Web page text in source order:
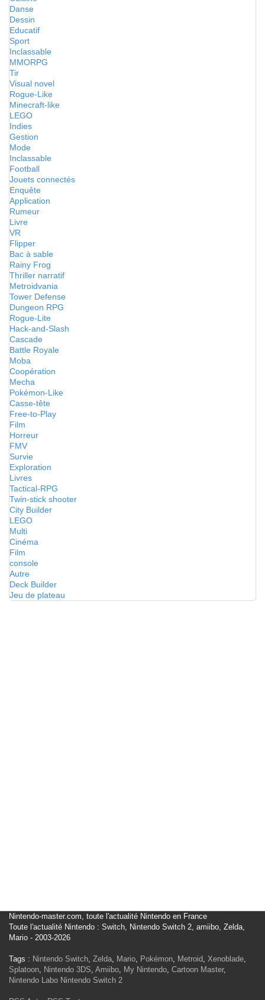
Danse
Dessin
Educatif
Sport
Inclassable
MMORPG
Tir
Visual novel
Rogue-Like
Minecraft-like
LEGO
Indies
Gestion
Mode
Inclassable
Football
Jouets connectés
Enquête
Application
Rumeur
Livre
VR
Flipper
Bac à sable
Rainy Frog
Thriller narratif
Metroidvania
Tower Defense
Dungeon RPG
Rogue-Lite
Hack-and-Slash
Cascade
Battle Royale
Moba
Coopération
Mecha
Pokémon-Like
Casse-tête
Free-to-Play
Film
Horreur
FMV
Survie
Exploration
Livres
Tactical-RPG
Twin-stick shooter
City Builder
LEGO
Multi
Cinéma
Film
console
Autre
Deck Builder
Jeu de plateau
Nintendo-master.com, toute l'actualité Nintendo en France
Toute l'actualité Nintendo : Switch, Nintendo Switch 2, amiibo, Zelda,
Mario - 2003-2026
Tags : Nintendo Switch, Zelda, Mario, Pokémon, Metroid, Xenoblade,
Splatoon, Nintendo 3DS, Amiibo, My Nintendo, Cartoon Master,
Nintendo Labo Nintendo Switch 2